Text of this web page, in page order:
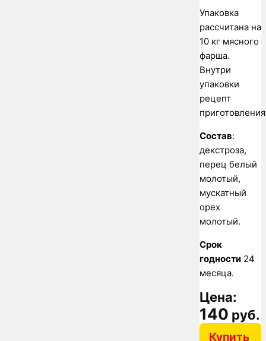
Упаковка
рассчитана на
10 кг мясного
фарша.
Внутри
упаковки
рецепт
Состав:
декстроза,
перец белый
молотый,
мускатный
орех
молотый.
Срок
годности 24
месяца.
Цена:
140 руб.
Купить